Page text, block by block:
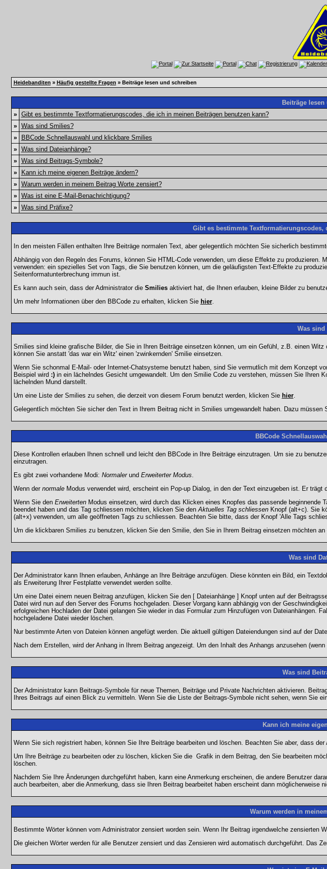
Heidebanditen » Häufig gestellte Fragen » Beiträge lesen und schreiben
Beiträge
»
Gibt es bestimmte Textformatierungscodes, die ich in meinen Beiträgen benutzen kann?
»
Was sind Smilies?
»
BBCode Schnellauswahl und klickbare Smilies
»
Was sind Dateianhänge?
»
Was sind Beitrags-Symbole?
»
Kann ich meine eigenen Beiträge ändern?
»
Warum werden in meinem Beitrag Worte zensiert?
»
Was ist eine E-Mail-Benachrichtigung?
»
Was sind Präfixe?
Gibt es bestimmte
In den meisten Fällen enthalten Ihre Beiträge normalen Text, aber gelegentlich möchten Sie sicherlich
Abhängig von den Regeln des Forums, können Sie HTML-Code verwenden, um diese Effekte zu
verwenden: ein spezielles Set von Tags, die Sie benutzen können, um die geläufigsten Text-Effekte zu
Seitenformatunterbrechung immun ist.
Es kann auch sein, dass der Administrator die Smiliesaktiviert hat, die Ihnen erlauben, kleine Bilder zu
Um mehr Informationen über den BBCode zu erhalten, klicken Sie hier.
Was
Smilies sind kleine grafische Bilder, die Sie in Ihren Beiträge einsetzen können, um ein Gefühl, z.B. einen
können Sie anstatt 'das war ein Witz' einen 'zwinkernden' Smilie einsetzen.
Wenn Sie schonmal E-Mail- oder Internet-Chatsysteme benutzt haben, sind Sie vermutlich mit dem Konzept
Beispiel wird :)in ein lächelndes Gesicht umgewandelt. Um den Smilie Code zu verstehen, müssen Sie Ihren
lächelnden Mund darstellt.
Um eine Liste der Smilies zu sehen, die derzeit von diesem Forum benutzt werden, klicken Sie hier.
Gelegentlich möchten Sie sicher den Text in Ihrem Beitrag nicht in Smilies umgewandelt haben. Dazu
BBCode
Diese Kontrollen erlauben Ihnen schnell und leicht den BBCode in Ihre Beiträge einzutragen. Um sie zu
einzutragen.
Es gibt zwei vorhandene Modi: Normalerund Erweiterter Modus.
Wenn der normaleModus verwendet wird, erscheint ein Pop-up Dialog, in den der Text einzugeben ist. Er
Wenn Sie den ErweitertenModus einsetzen, wird durch das Klicken eines Knopfes das passende beginnende
beendet haben und das Tag schliessen möchten, klicken Sie denAktuelles Tag schliessenKnopf (alt+c). Sie
(alt+x) verwenden, um alle geöffneten Tags zu schliessen. Beachten Sie bitte, dass der Knopf 'Alle Tags
Um die klickbaren Smilies zu benutzen, klicken Sie den Smilie, den Sie in Ihrem Beitrag einsetzen möchten
Was sind
Der Administrator kann Ihnen erlauben, Anhänge an Ihre Beiträge anzufügen. Diese könnten ein Bild, ein
als Erweiterung Ihrer Festplatte verwendet werden sollte.
Um eine Datei einem neuen Beitrag anzufügen, klicken Sie den [ Dateianhänge ] Knopf unten auf der
Datei wird nun auf den Server des Forums hochgeladen. Dieser Vorgang kann abhängig von der
erfolgreichen Hochladen der Datei gelangen Sie wieder in das Formular zum Hinzufügen von Dateianhängen.
hochgeladene Datei wieder löschen.
Nur bestimmte Arten von Dateien können angefügt werden. Die aktuell gültigen Dateiendungen sind auf der
Nach dem Erstellen, wird der Anhang in Ihrem Beitrag angezeigt. Um den Inhalt des Anhangs anzusehen
Was sind
Der Administrator kann Beitrags-Symbole für neue Themen, Beiträge und Private Nachrichten aktivieren.
Ihres Beitrags auf einen Blick zu vermitteln. Wenn Sie die Liste der Beitrags-Symbole nicht sehen, wenn Sie
Kann ich meine
Wenn Sie sich registriert haben, können Sie Ihre Beiträge bearbeiten und löschen. Beachten Sie aber, dass
Um Ihre Beiträge zu bearbeiten oder zu löschen, klicken Sie die Grafik in dem Beitrag, den Sie bearbeiten
löschen.
Nachdem Sie Ihre Änderungen durchgeführt haben, kann eine Anmerkung erscheinen, die andere Benutzer
auch bearbeiten, aber die Anmerkung, dass sie Ihren Beitrag bearbeitet haben erscheint dann möglicherweise
Warum werden in
Bestimmte Wörter können vom Administrator zensiert worden sein. Wenn Ihr Beitrag irgendwelche zensierten
Die gleichen Wörter werden für alle Benutzer zensiert und das Zensieren wird automatisch durchgeführt. Das